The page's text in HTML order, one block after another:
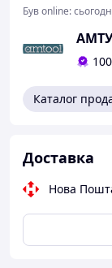
Трубка
Вага: 4,5 кг
Вироблено
Був online:
Каталог
Доставка
Нова